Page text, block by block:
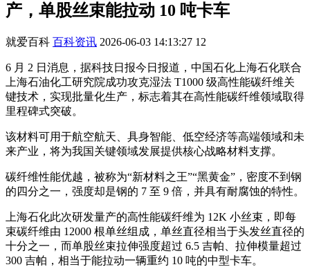
产，单股丝束能拉动 10 吨卡车
就爱百科 百科资讯 2026-06-03 14:13:27 12
6 月 2 日消息，据科技日报今日报道，中国石化上海石化联合
上海石油化工研究院成功攻克湿法 T1000 级高性能碳纤维关
键技术，实现批量化生产，标志着其在高性能碳纤维领域取得
里程碑式突破。
该材料可用于航空航天、具身智能、低空经济等高端领域和未
来产业，将为我国关键领域发展提供核心战略材料支撑。
碳纤维性能优越，被称为“新材料之王”“黑黄金”，密度不到钢
的四分之一，强度却是钢的 7 至 9 倍，并具有耐腐蚀的特性。
上海石化此次研发量产的高性能碳纤维为 12K 小丝束，即每
束碳纤维由 12000 根单丝组成，单丝直径相当于头发丝直径的
十分之一，而单股丝束拉伸强度超过 6.5 吉帕、拉伸模量超过
300 吉帕，相当于能拉动一辆重约 10 吨的中型卡车。